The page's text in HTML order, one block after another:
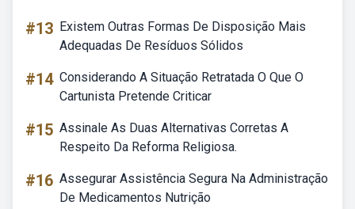
#13 Existem Outras Formas De Disposição Mais
Adequadas De Resíduos Sólidos
#14 Considerando A Situação Retratada O Que O
Cartunista Pretende Criticar
#15 Assinale As Duas Alternativas Corretas A
Respeito Da Reforma Religiosa.
#16 Assegurar Assistência Segura Na Administração
De Medicamentos Nutrição